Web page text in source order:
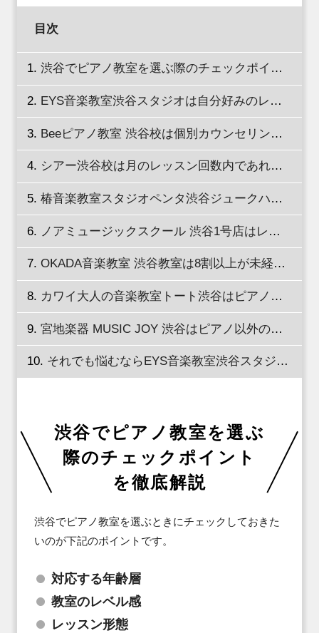
目次
渋谷でピアノ教室を選ぶ際のチェックポイントを徹底解説
EYS音楽教室渋谷スタジオは自分好みのレッスンが受けられる魅力的なシステムが満載！
Beeピアノ教室 渋谷校は個別カウンセリングで生徒に合ったカリキュラムを作成！
シアー渋谷校は月のレッスン回数内であれば複数のコースを受講できる
椿音楽教室スタジオペンタ渋谷ジュークハウスは担当制マンツーマンレッスン
ノアミュージックスクール 渋谷1号店はレッスン料が無駄にならないシステムで安心！
OKADA音楽教室 渋谷教室は8割以上が未経験からスタート！
カワイ大人の音楽教室トート渋谷はピアノを楽しみたい大人のための教室
宮地楽器 MUSIC JOY 渋谷はピアノ以外の楽器コースも豊富！
それでも悩むならEYS音楽教室渋谷スタジオへ！
渋谷でピアノ教室を選ぶ
際のチェックポイント
を徹底解説
渋谷でピアノ教室を選ぶときにチェックしておきた
いのが下記のポイントです。
対応する年齢層
教室のレベル感
レッスン形態